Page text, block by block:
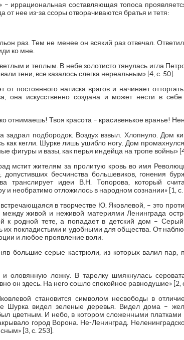
– иррациональная составляющая топоса
нее из-за ссоры отворачиваются братья и тетя:
раз. Тем не менее он всякий раз отвечал.
ко мне.
и теплым. В небе золотисто тянулась игла
тени, все казалось слегка нереальным» [4, с. 50].
постоянного натиска врагов и начинает
она искусственно создана и может нести в
отнимаешь! Твоя красота – красивенькое вранье!
задрал подбородок. Воздух взвыл. Хлопнуло. Дом
как кегли. Шурке лишь ушибло ногу. Дом
фигуры и вазы, как перья индейца на тропе войны»
мстит жителям за пролитую кровь во имя
бесчинства большевиков, гонения
транслирует идеи В.Н. Топорова, который
и необратимо отложилось в народном сознании» [1, с.
в творчестве Ю. Яковлевой, – это
между живой и неживой материями Ленинграда
к родной тете, а попадает в детский дом –
их покладистыми и удобными для общества. От
и любое проявление воли:
большие серые кастрюли, из которых валил пар,
оловянную ложку. В тарелку шмякнулась
он здесь. На него сошло спокойное равнодушие» [2,
становится символом несвободы в
Шурка видел зеленые деревья. Видел дома –
цветным. И небо, в котором сложенными платками
город Ворона. Не-Ленинград.
[3, с. 253].